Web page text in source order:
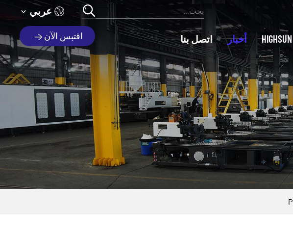
عربي
أخبار اتصل بنا اقتبس الآن